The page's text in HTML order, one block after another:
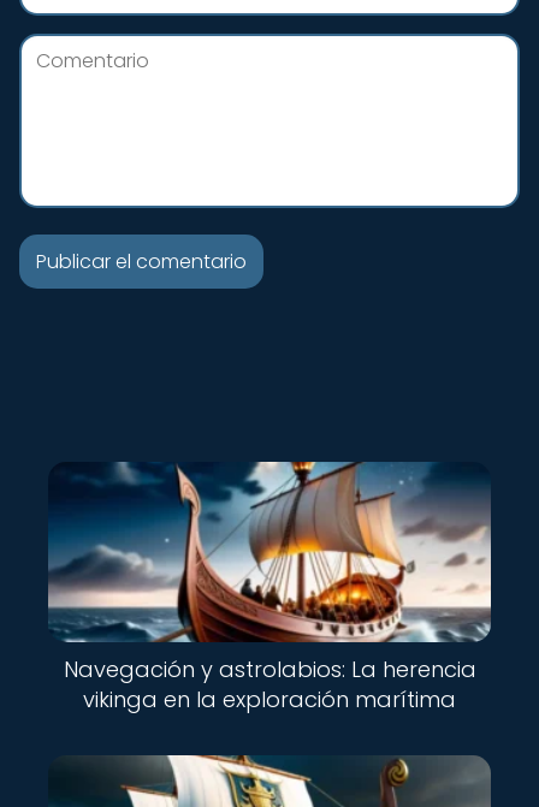
Navegación y astrolabios: La herencia
vikinga en la exploración marítima